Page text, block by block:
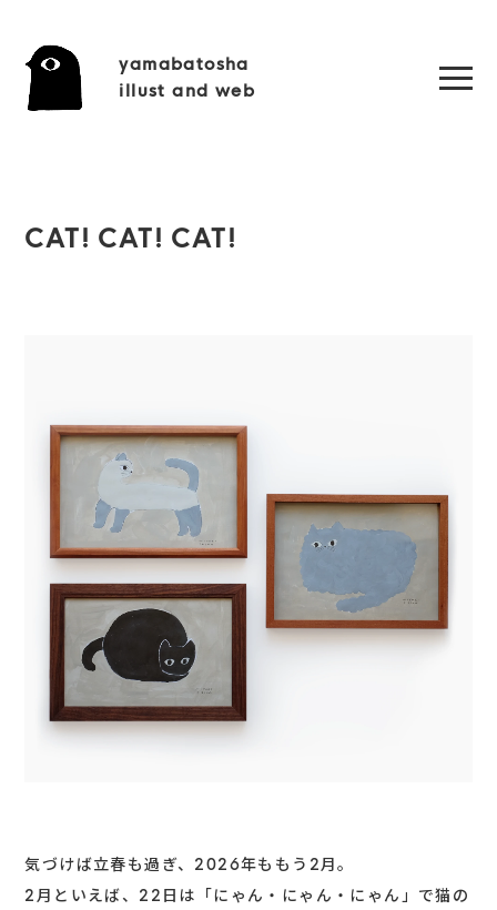
yamabatosha
illust and web
CAT! CAT! CAT!
気づけば立春も過ぎ、2026年ももう2月。
2月といえば、22日は「にゃん・にゃん・にゃん」で猫の